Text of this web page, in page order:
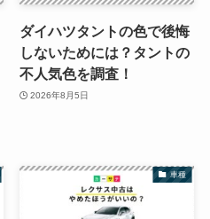
ダイハツタントの色で後悔
しないためには？タントの
不人気色を調査！
2026年8月5日
車種